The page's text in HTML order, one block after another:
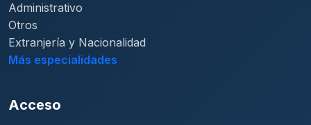
Administrativo
Otros
Extranjería y Nacionalidad
Más especialidades
Acceso